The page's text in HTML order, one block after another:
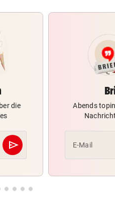
die
send
Abschicken
Abends
E-Mail